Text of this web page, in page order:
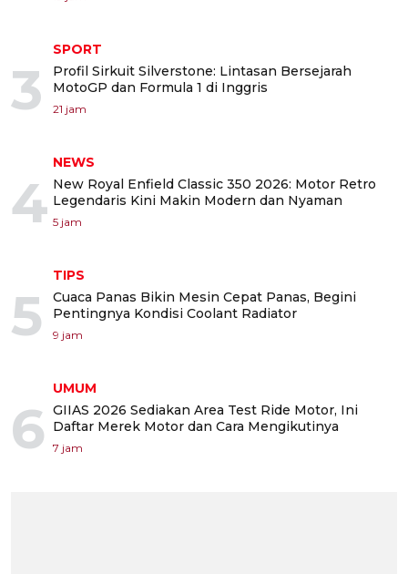
3
SPORT
Profil Sirkuit Silverstone: Lintasan Bersejarah
MotoGP dan Formula 1 di Inggris
21 jam
4
NEWS
New Royal Enfield Classic 350 2026: Motor Retro
Legendaris Kini Makin Modern dan Nyaman
5 jam
5
TIPS
Cuaca Panas Bikin Mesin Cepat Panas, Begini
Pentingnya Kondisi Coolant Radiator
9 jam
6
UMUM
GIIAS 2026 Sediakan Area Test Ride Motor, Ini
Daftar Merek Motor dan Cara Mengikutinya
7 jam